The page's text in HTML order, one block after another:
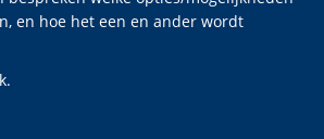
en hoe het een en ander wordt